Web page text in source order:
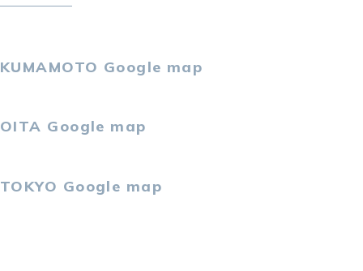
KUMAMOTO Google map
OITA Google map
TOKYO Google map